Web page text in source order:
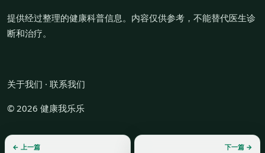
← 上一篇 下一篇 →
提供经过整理的健康科普信息。内容仅供参考，不能替代医生诊
断和治疗。
关于我们 · 联系我们
© 2026 健康我乐乐